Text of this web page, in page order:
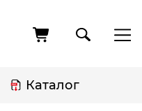
Каталог